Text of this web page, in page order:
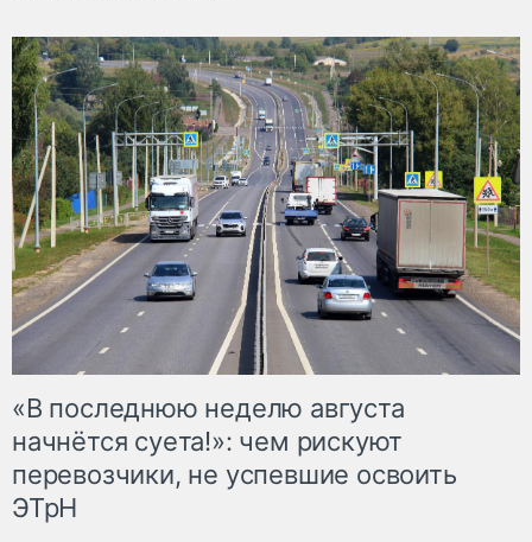
«В последнюю неделю августа
начнётся суета!»: чем рискуют
перевозчики, не успевшие освоить
ЭТрН